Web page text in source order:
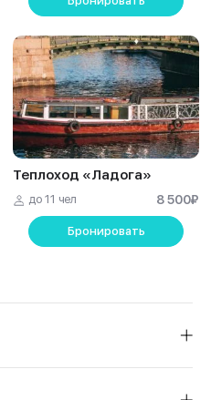
Теплоход «Ладога»
до 11 чел 8 500₽
Бронировать